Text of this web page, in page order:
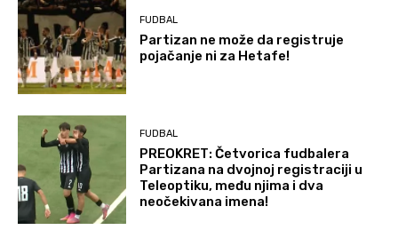
FUDBAL
Partizan ne može da registruje
pojačanje ni za Hetafe!
FUDBAL
PREOKRET: Četvorica fudbalera
Partizana na dvojnoj registraciji u
Teleoptiku, među njima i dva
neočekivana imena!